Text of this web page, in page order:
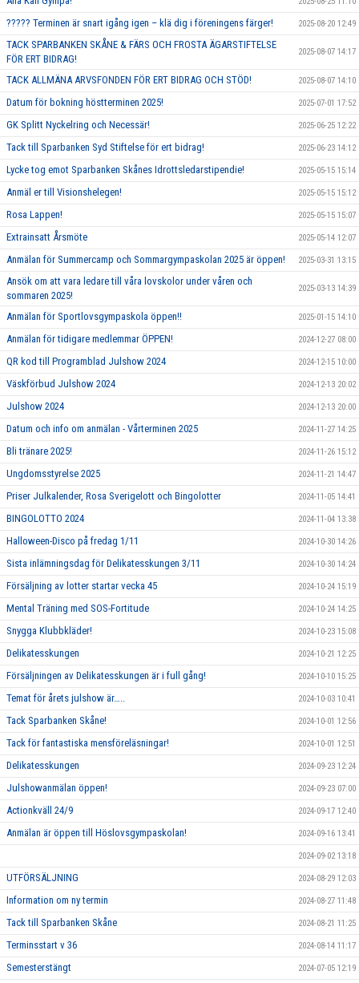
????? Terminen är snart igång igen – klä dig i föreningens färger! 2025-08-20 12:49
TACK SPARBANKEN SKÅNE & FÄRS OCH FROSTA ÄGARSTIFTELSE
FÖR ERT BIDRAG!
2025-08-07 14:17
TACK ALLMÄNA ARVSFONDEN FÖR ERT BIDRAG OCH STÖD! 2025-08-07 14:10
Datum för bokning höstterminen 2025! 2025-07-01 17:52
GK Splitt Nyckelring och Necessär! 2025-06-25 12:22
Tack till Sparbanken Syd Stiftelse för ert bidrag! 2025-06-23 14:12
Lycke tog emot Sparbanken Skånes Idrottsledarstipendie! 2025-05-15 15:14
Anmäl er till Visionshelegen! 2025-05-15 15:12
Rosa Lappen! 2025-05-15 15:07
Extrainsatt Årsmöte 2025-05-14 12:07
Anmälan för Summercamp och Sommargympaskolan 2025 är öppen! 2025-03-31 13:15
Ansök om att vara ledare till våra lovskolor under våren och
sommaren 2025!
2025-03-13 14:39
Anmälan för Sportlovsgympaskola öppen!! 2025-01-15 14:10
Anmälan för tidigare medlemmar ÖPPEN! 2024-12-27 08:00
QR kod till Programblad Julshow 2024 2024-12-15 10:00
Väskförbud Julshow 2024 2024-12-13 20:02
Julshow 2024 2024-12-13 20:00
Datum och info om anmälan - Vårterminen 2025 2024-11-27 14:25
Bli tränare 2025! 2024-11-26 15:12
Ungdomsstyrelse 2025 2024-11-21 14:47
Priser Julkalender, Rosa Sverigelott och Bingolotter 2024-11-05 14:41
BINGOLOTTO 2024 2024-11-04 13:38
Halloween-Disco på fredag 1/11 2024-10-30 14:26
Sista inlämningsdag för Delikatesskungen 3/11 2024-10-30 14:24
Försäljning av lotter startar vecka 45 2024-10-24 15:19
Mental Träning med SOS-Fortitude 2024-10-24 14:25
Snygga Klubbkläder! 2024-10-23 15:08
Delikatesskungen 2024-10-21 12:25
Försäljningen av Delikatesskungen är i full gång! 2024-10-10 15:25
Temat för årets julshow är….. 2024-10-03 10:41
Tack Sparbanken Skåne! 2024-10-01 12:56
Tack för fantastiska mensföreläsningar! 2024-10-01 12:51
Delikatesskungen 2024-09-23 12:24
Julshowanmälan öppen! 2024-09-23 07:00
Actionkväll 24/9 2024-09-17 12:40
Anmälan är öppen till Höslovsgympaskolan! 2024-09-16 13:41
2024-09-02 13:18
UTFÖRSÄLJNING 2024-08-29 12:03
Information om ny termin 2024-08-27 11:48
Tack till Sparbanken Skåne 2024-08-21 11:25
Terminsstart v 36 2024-08-14 11:17
Semesterstängt 2024-07-05 12:19